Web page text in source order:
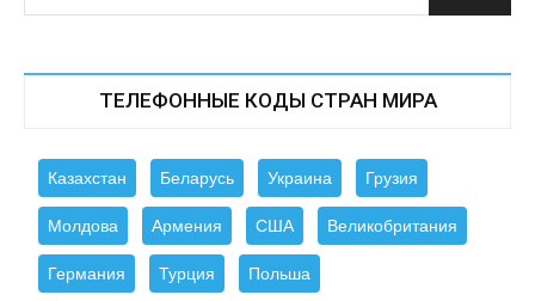
ТЕЛЕФОННЫЕ КОДЫ СТРАН МИРА
Казахстан Беларусь Украина Грузия
Молдова Армения США Великобритания
Германия Турция Польша